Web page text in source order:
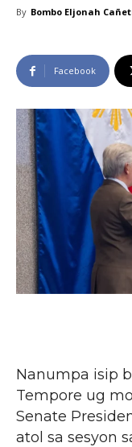
By Bombo Eljonah
Facebook
Nanumpa isip
Tempore ug
Senate
atol sa sesyon